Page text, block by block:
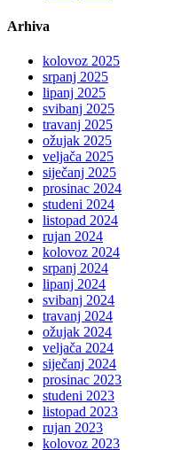
Arhiva
kolovoz 2025
srpanj 2025
lipanj 2025
svibanj 2025
travanj 2025
ožujak 2025
veljača 2025
siječanj 2025
prosinac 2024
studeni 2024
listopad 2024
rujan 2024
kolovoz 2024
srpanj 2024
lipanj 2024
svibanj 2024
travanj 2024
ožujak 2024
veljača 2024
siječanj 2024
prosinac 2023
studeni 2023
listopad 2023
rujan 2023
kolovoz 2023